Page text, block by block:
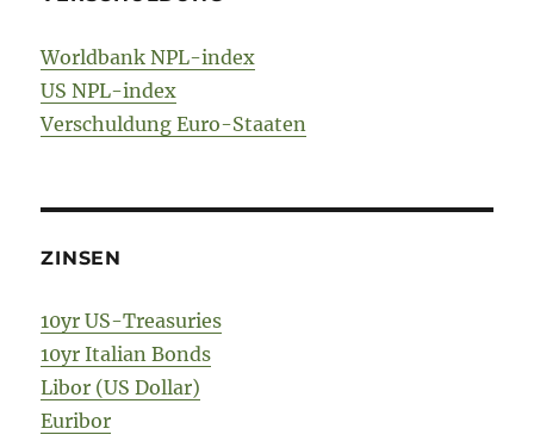
Worldbank NPL-index
US NPL-index
Verschuldung Euro-Staaten
ZINSEN
10yr US-Treasuries
10yr Italian Bonds
Libor (US Dollar)
Euribor